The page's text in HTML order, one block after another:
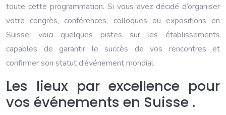
toute cette programmation. Si vous avez décidé d’organiser
votre congrès, conférences, colloques ou expositions en
Suisse, voici quelques pistes sur les établissements
capables de garantir le succès de vos rencontres et
confirmer son statut d’événement mondial.
Les lieux par excellence pour
vos événements en Suisse .